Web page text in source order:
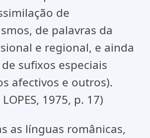
de
de palavras da
e regional, e ainda
sufixos especiais
afectivos e outros).
LOPES, 1975, p. 17)
as línguas românicas,